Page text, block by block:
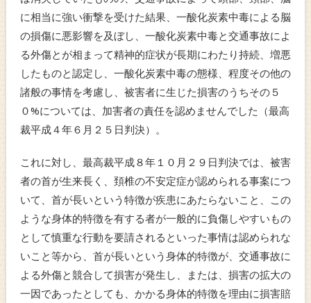
に相当に強い衝撃を受けた結果、一酸化炭素中毒による脳
の損傷に悪影響を及ぼし、一酸化炭素中毒と交通事故によ
る外傷とが相まって精神的症状が長期にわたり持続、増悪
したものと認定し、一酸化炭素中毒の態様、程度その他の
諸般の事情を考慮し、被害者に生じた損害のうちその５
０%については、加害者の責任を認めませんでした（最高
裁平成４年６月２５日判決）。
これに対し、最高裁平成８年１０月２９日判決では、被害
者の首が生来長く、頚椎の不安定症が認められる事案につ
いて、首が長いという特徴が疾患にあたらないこと、この
ような身体的特徴を有する者が一般的に負傷しやすいもの
として慎重な行動を要請されるといった事情は認められな
いこと等から、首が長いという身体的特徴が、交通事故に
よる外傷と競合して損害が発生し、または、損害の拡大の
一因であったとしても、かかる身体的特徴を理由に損害賠